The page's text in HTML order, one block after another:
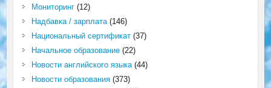
Мониторинг(12)
Надбавка / зарплата(146)
Национальный сертификат(37)
Начальное образование(22)
Новости английского языка(44)
Новости образования(373)